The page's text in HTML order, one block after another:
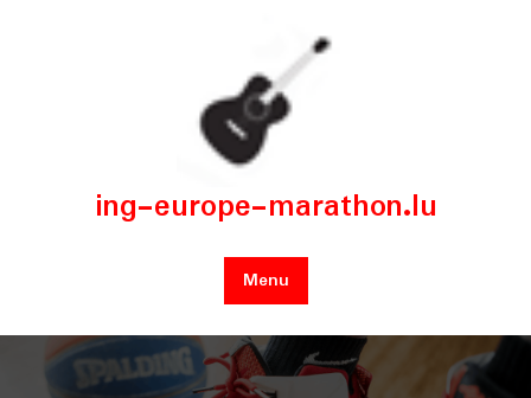
ing-europe-marathon.lu
Menu